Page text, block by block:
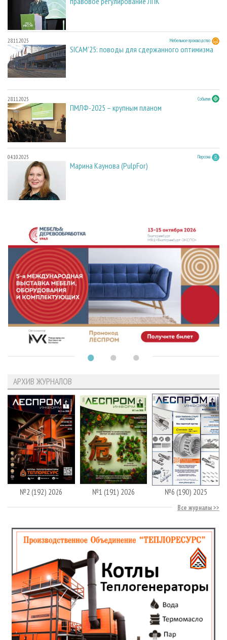
28.11.2025 Мебельное производство
SICAM'25: поводы для сдержанного оптимизма
28.11.2025 События
ПМЛФ-2025 – крупным планом
04.10.2025 Персона
Марина Каунова (PulpFor)
АРХИВ ЖУРНАЛОВ
№2 (192) 2026 №1 (191) 2026 №6 (190) 2025
Все журналы